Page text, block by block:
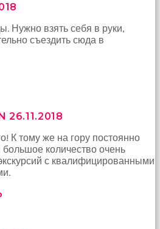
Нужно взять себя в руки,
съездить сюда в
26.11.2018
К тому же на гору постоянно
большое количество очень
с квалифицированными